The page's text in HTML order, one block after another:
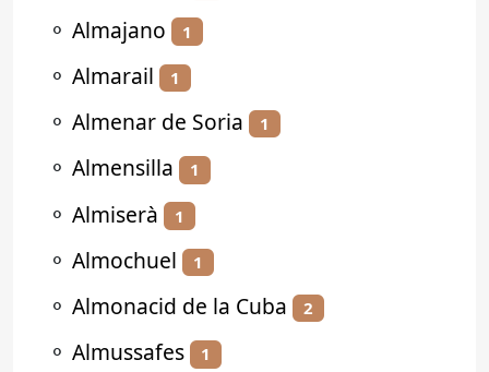
⚬ Almajano 1
⚬ Almarail 1
⚬ Almenar de Soria 1
⚬ Almensilla 1
⚬ Almiserà 1
⚬ Almochuel 1
⚬ Almonacid de la Cuba 2
⚬ Almussafes 1